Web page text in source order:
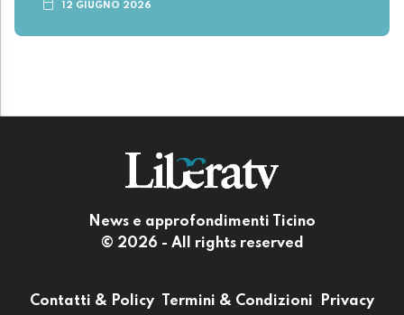
12 GIUGNO 2026
News e approfondimenti Ticino
© 2026 - All rights reserved
Contatti & Policy Termini & Condizioni Privacy